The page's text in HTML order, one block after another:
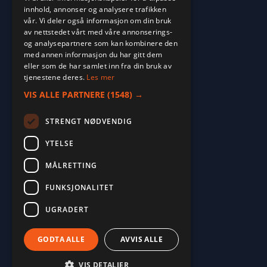
2026. ALL RIGHTS RESERVED.
POWERED BY EMPORI CMS
innhold, annonser og analysere trafikken
vår. Vi deler også informasjon om din bruk
av nettstedet vårt med våre annonserings-
og analysepartnere som kan kombinere den
med annen informasjon du har gitt dem
eller som de har samlet inn fra din bruk av
tjenestene deres. Les mer
VIS ALLE PARTNERE (1548) →
STRENGT NØDVENDIG
YTELSE
MÅLRETTING
FUNKSJONALITET
UGRADERT
GODTA ALLE AVVIS ALLE
VIS DETALJER